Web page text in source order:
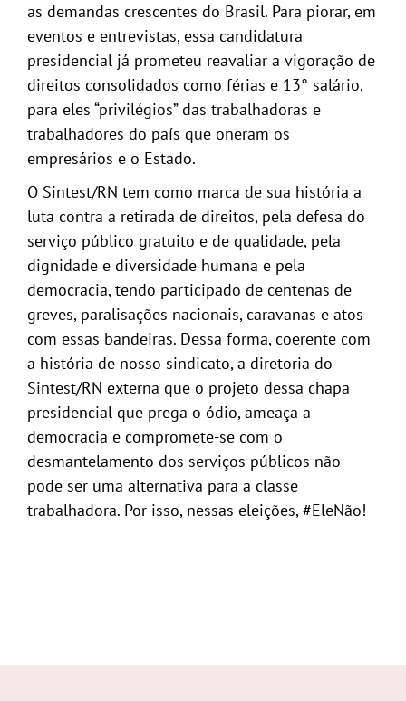
as demandas crescentes do Brasil. Para piorar, em
eventos e entrevistas, essa candidatura
presidencial já prometeu reavaliar a vigoração de
direitos consolidados como férias e 13° salário,
para eles “privilégios” das trabalhadoras e
trabalhadores do país que oneram os
empresários e o Estado.
O Sintest/RN tem como marca de sua história a
luta contra a retirada de direitos, pela defesa do
serviço público gratuito e de qualidade, pela
dignidade e diversidade humana e pela
democracia, tendo participado de centenas de
greves, paralisações nacionais, caravanas e atos
com essas bandeiras. Dessa forma, coerente com
a história de nosso sindicato, a diretoria do
Sintest/RN externa que o projeto dessa chapa
presidencial que prega o ódio, ameaça a
democracia e compromete-se com o
desmantelamento dos serviços públicos não
pode ser uma alternativa para a classe
trabalhadora. Por isso, nessas eleições, #EleNão!